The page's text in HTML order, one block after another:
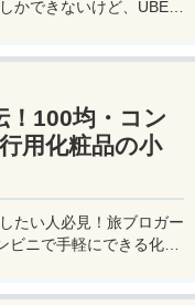
かできないけど、UBER
注意が必要だ。
！100均・コン
用化粧品の小
たい人必見！旅ブロガー
ニで手軽にできる化粧